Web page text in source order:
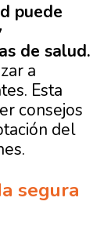
puede
de salud.
a
Esta
consejos
del
segura